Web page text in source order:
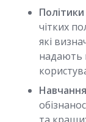
чітких
які
надають